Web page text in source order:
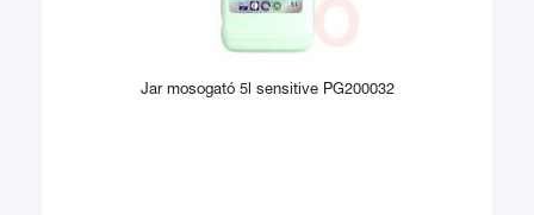
Jar mosogató 5l sensitive PG200032